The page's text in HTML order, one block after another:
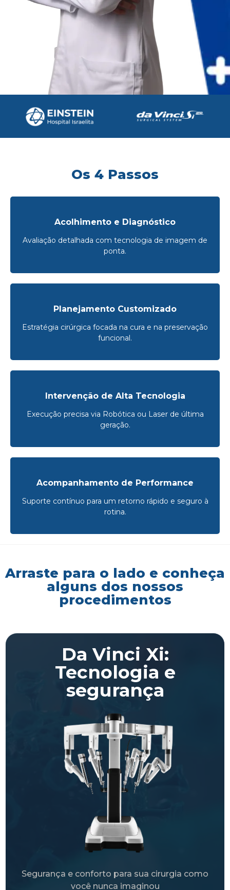
Os 4 Passos
Acolhimento e Diagnóstico
Avaliação detalhada com tecnologia de imagem de
ponta.
Planejamento Customizado
Estratégia cirúrgica focada na cura e na preservação
funcional.
Intervenção de Alta Tecnologia
Execução precisa via Robótica ou Laser de última
geração.
Acompanhamento de Performance
Suporte contínuo para um retorno rápido e seguro à
rotina.
Arraste para o lado e conheça
alguns dos nossos
procedimentos
Da Vinci Xi:
Tecnologia e
segurança
Segurança e conforto para sua cirurgia como
você nunca imaginou